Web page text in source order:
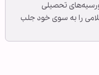
تحصیلی
را به سوی خود جلب